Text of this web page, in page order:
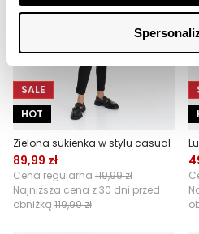
SALE
HOT
Zielona sukienka w stylu casual
89,99 zł
Cena regularna 119,99 zł
Najniższa cena z 30 dni przed
obniżką 119,99 zł